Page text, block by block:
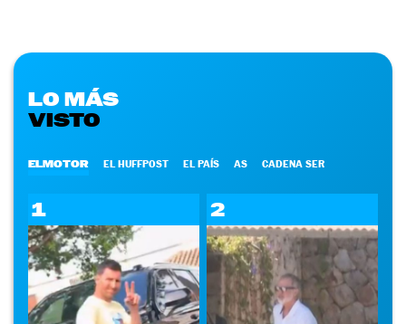
LO MÁS
VISTO
ELMOTOR EL HUFFPOST EL PAÍS AS CADENA SER
1 2